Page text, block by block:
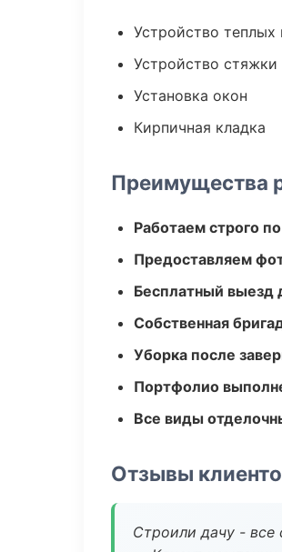
Устройство теплых
Устройство стяжки
Установка окон
Кирпичная кладка
Преимущества
Работаем строго
Предоставляем
Бесплатный выезд
Собственная
Уборка после
Портфолио
Все виды
Отзывы
Строили дачу - все